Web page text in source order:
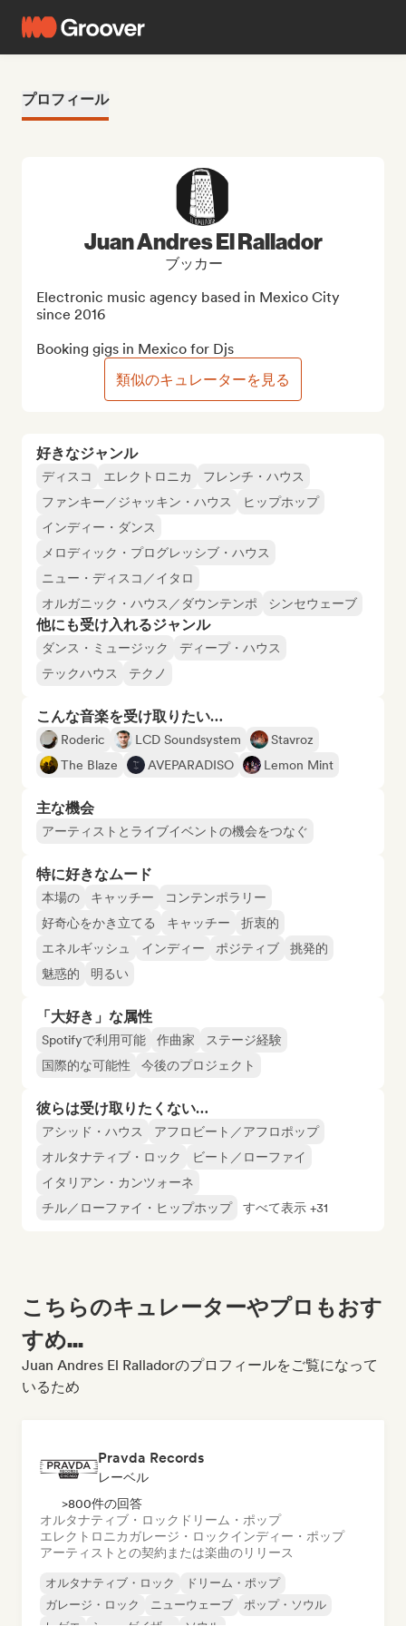
プロフィール
好きなジャンル
ディスコ エレクトロニカ
フレンチ・ハウス
ファンキー／ジャッキン・ハウス
ヒップホップ
インディー・ダンス
メロディック・プログレッシブ・ハウス
ニュー・ディスコ／イタロ
オルガニック・ハウス／ダウンテンポ
シンセウェーブ
他にも受け入れるジャンル
ダンス・ミュージック
ディープ・ハウス
テックハウス
テクノ
こんな音楽を受け取りたい…
Roderic LCD Soundsystem
Stavroz
The Blaze
AVEPARADISO Lemon Mint
主な機会
アーティストとライブイベントの機会をつなぐ
特に好きなムード
本場の キャッチー
コンテンポラリー
好奇心をかき立てる
キャッチー
折衷的
エネルギッシュ
インディー ポジティブ
挑発的
魅惑的
明るい
「大好き」な属性
Spotifyで利用可能 作曲家
ステージ経験
国際的な可能性
今後のプロジェクト
彼らは受け取りたくない…
アシッド・ハウス
アフロビート／アフロポップ
オルタナティブ・ロック
ビート／ローファイ
イタリアン・カンツォーネ
チル／ローファイ・ヒップホップ
すべて表示 +31
Juan Andres El Rallador
ブッカー
Electronic music agency based in Mexico City
since 2016
Booking gigs in Mexico for Djs
類似のキュレーターを見る
こちらのキュレーターやプロもおす
すめ...
Juan Andres El Ralladorのプロフィールをご覧になって
いるため
Pravda Records
レーベル
>800件の回答
オルタナティブ・ロック ドリーム・ポップ
エレクトロニカガレージ・ロックインディー・ポップ
アーティストとの契約または楽曲のリリース
オルタナティブ・ロック
ドリーム・ポップ
ガレージ・ロック
ニューウェーブ
ポップ・ソウル